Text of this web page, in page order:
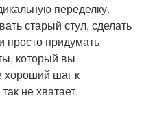
переделку.
старый стул, сделать
придумать
который вы
шаг к
не хватает.